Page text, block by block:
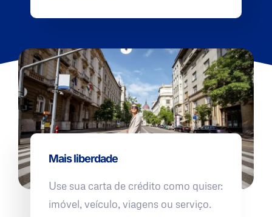
Mais liberdade
Use sua carta de crédito como quiser:
imóvel, veículo, viagens ou serviço.